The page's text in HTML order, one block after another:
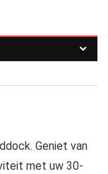
Geniet van
met uw 30-